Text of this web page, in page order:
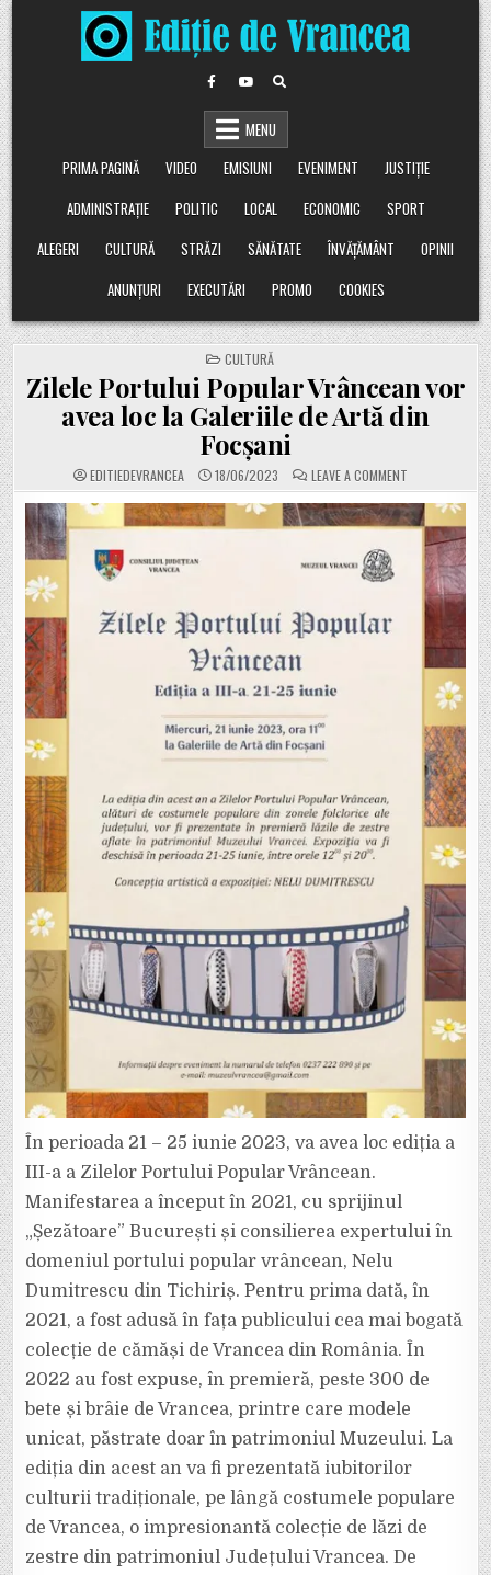
Skip
to
content
MENU
PRIMA PAGINĂ
VIDEO EMISIUNI EVENIMENT
JUSTIȚIE
ADMINISTRAȚIE
POLITIC LOCAL ECONOMIC
SPORT
ALEGERI
CULTURĂ STRĂZI SĂNĂTATE ÎNVĂȚĂMÂNT
OPINII
ANUNȚURI
EXECUTĂRI PROMO COOKIES
POSTED
IN
CULTURĂ
Zilele Portului Popular Vrâncean vor
avea loc la Galeriile de Artă din
Focșani
EDITIEDEVRANCEA 18/06/2023 LEAVE A COMMENTON
ZILELE
PORTULUI
POPULAR
VRÂNCEAN
VOR
AVEA
LOC
GALERIILE
ARTĂ
FOCȘANI
În perioada 21 – 25 iunie 2023, va avea loc ediția a
III-a a Zilelor Portului Popular Vrâncean.
Manifestarea a început în 2021, cu sprijinul
„Șezătoare” București și consilierea expertului în
domeniul portului popular vrâncean, Nelu
Dumitrescu din Tichiriș. Pentru prima dată, în
2021, a fost adusă în fața publicului cea mai bogată
colecție de cămăși de Vrancea din România. În
2022 au fost expuse, în premieră, peste 300 de
bete și brâie de Vrancea, printre care modele
unicat, păstrate doar în patrimoniul Muzeului. La
ediția din acest an va fi prezentată iubitorilor
culturii tradiționale, pe lângă costumele populare
de Vrancea, o impresionantă colecție de lăzi de
zestre din patrimoniul Județului Vrancea. De